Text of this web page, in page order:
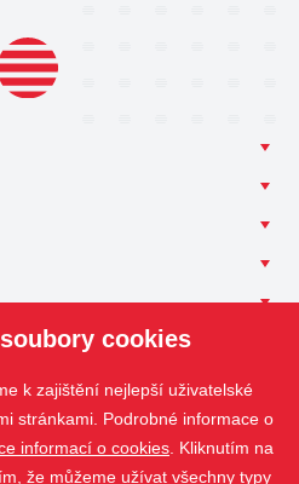
cookies
k zajištění nejlepší uživatelské
stránkami. Podrobné informace o
informací o cookies . Kliknutím na
že můžeme užívat všechny typy